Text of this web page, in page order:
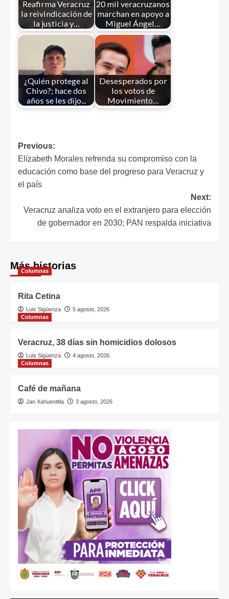
Reafirma Veracruz
la reivindicación de
la justicia y…
20 mil veracruzanos
marchan en apoyo a
Miguel Ángel…
¿Quién protege al
Chivo?; hace dos
años se les dijo...
Desesperados por
los votos de
Movimiento…
Previous:
Elízabeth Morales refrenda su compromiso con la
educación como base del progreso para Veracruz y
el país
Next:
Veracruz analiza voto en el extranjero para elección
de gobernador en 2030; PAN respalda iniciativa
Más historias
Columnas
Rita Cetina
Luis Sigüenza
5 agosto, 2026
Columnas
Veracruz, 38 días sin homicidios dolosos
Luis Sigüenza
4 agosto, 2026
Columnas
Café de mañana
Jan Xahuentitla 3 agosto, 2026